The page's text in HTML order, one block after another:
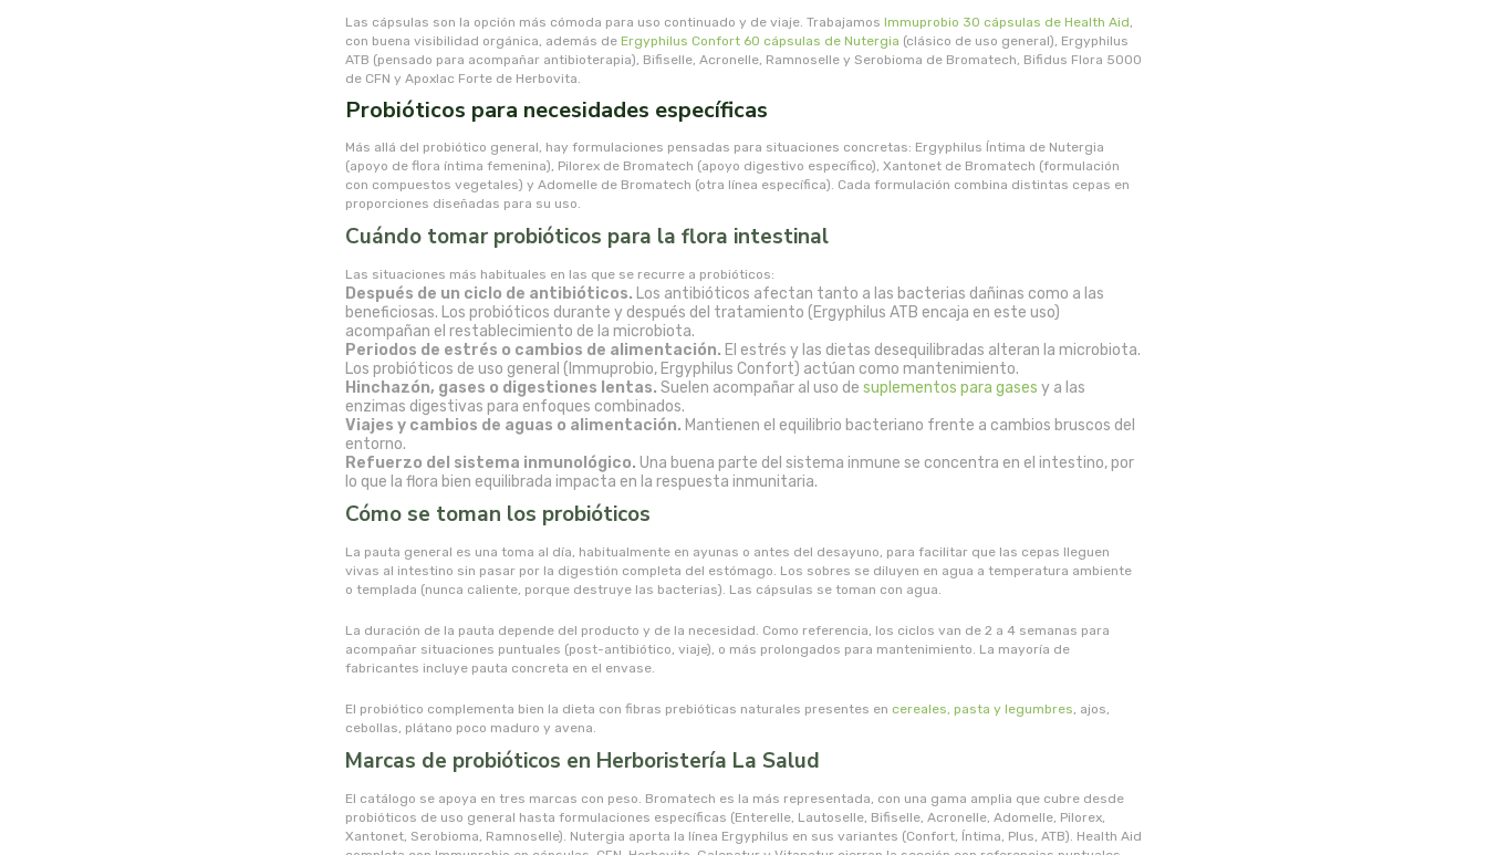
Las cápsulas son la opción más cómoda para uso continuado y de viaje. Trabajamos Immuprobio 30 cápsulas de Health Aid,
con buena visibilidad orgánica, además de Ergyphilus Confort 60 cápsulas de Nutergia (clásico de uso general), Ergyphilus
ATB (pensado para acompañar antibioterapia), Bifiselle, Acronelle, Ramnoselle y Serobioma de Bromatech, Bifidus Flora 5000
de CFN y Apoxlac Forte de Herbovita.
Probióticos para necesidades específicas
Más allá del probiótico general, hay formulaciones pensadas para situaciones concretas: Ergyphilus Íntima de Nutergia
(apoyo de flora íntima femenina), Pilorex de Bromatech (apoyo digestivo específico), Xantonet de Bromatech (formulación
con compuestos vegetales) y Adomelle de Bromatech (otra línea específica). Cada formulación combina distintas cepas en
proporciones diseñadas para su uso.
Cuándo tomar probióticos para la flora intestinal
Las situaciones más habituales en las que se recurre a probióticos:
Después de un ciclo de antibióticos. Los antibióticos afectan tanto a las bacterias dañinas como a las
beneficiosas. Los probióticos durante y después del tratamiento (Ergyphilus ATB encaja en este uso)
acompañan el restablecimiento de la microbiota.
Periodos de estrés o cambios de alimentación. El estrés y las dietas desequilibradas alteran la microbiota.
Los probióticos de uso general (Immuprobio, Ergyphilus Confort) actúan como mantenimiento.
Hinchazón, gases o digestiones lentas. Suelen acompañar al uso de suplementos para gases y a las
enzimas digestivas para enfoques combinados.
Viajes y cambios de aguas o alimentación. Mantienen el equilibrio bacteriano frente a cambios bruscos del
entorno.
Refuerzo del sistema inmunológico. Una buena parte del sistema inmune se concentra en el intestino, por
lo que la flora bien equilibrada impacta en la respuesta inmunitaria.
Cómo se toman los probióticos
La pauta general es una toma al día, habitualmente en ayunas o antes del desayuno, para facilitar que las cepas lleguen
vivas al intestino sin pasar por la digestión completa del estómago. Los sobres se diluyen en agua a temperatura ambiente
o templada (nunca caliente, porque destruye las bacterias). Las cápsulas se toman con agua.
La duración de la pauta depende del producto y de la necesidad. Como referencia, los ciclos van de 2 a 4 semanas para
acompañar situaciones puntuales (post-antibiótico, viaje), o más prolongados para mantenimiento. La mayoría de
fabricantes incluye pauta concreta en el envase.
El probiótico complementa bien la dieta con fibras prebióticas naturales presentes en cereales, pasta y legumbres, ajos,
cebollas, plátano poco maduro y avena.
Marcas de probióticos en Herboristería La Salud
El catálogo se apoya en tres marcas con peso. Bromatech es la más representada, con una gama amplia que cubre desde
probióticos de uso general hasta formulaciones específicas (Enterelle, Lautoselle, Bifiselle, Acronelle, Adomelle, Pilorex,
Xantonet, Serobioma, Ramnoselle). Nutergia aporta la línea Ergyphilus en sus variantes (Confort, Íntima, Plus, ATB). Health Aid